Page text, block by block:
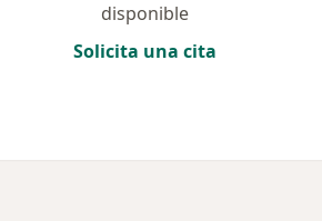
disponible
Solicita una cita